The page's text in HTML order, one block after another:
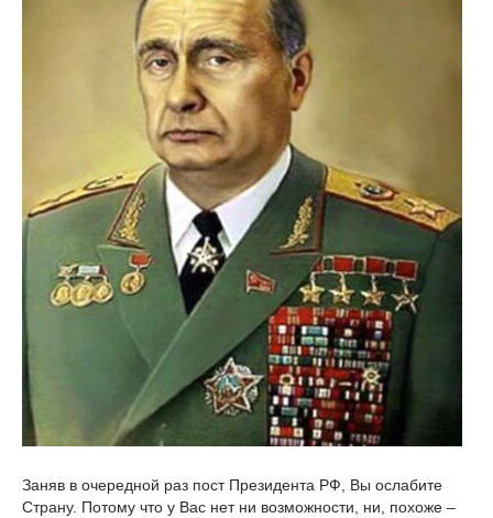
Заняв в очередной раз пост Президента РФ, Вы ослабите
Страну. Потому что у Вас нет ни возможности, ни, похоже –